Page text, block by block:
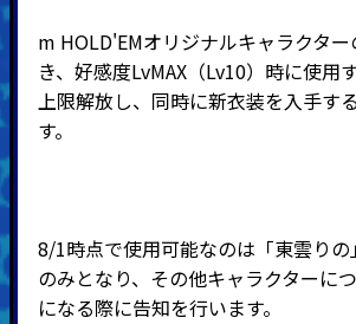
m HOLD'EMオリジナルキャラクタ
き、好感度LvMAX（Lv10）時に使用
上限解放し、同時に新衣装を入手す
す。
8/1時点で使用可能なのは「東雲りの
のみとなり、その他キャラクターに
になる際に告知を行います。